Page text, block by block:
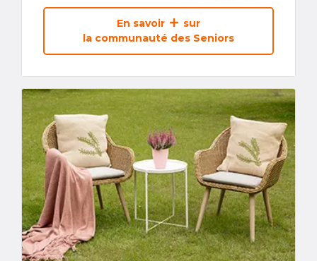
En savoir
sur
la communauté des Seniors